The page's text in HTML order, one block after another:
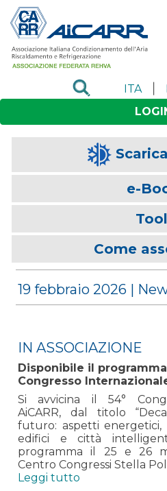
ITA
e-
Come
19 febbraio 2026 |
IN ASSOCIAZIONE
Disponibile il
Congresso
Si avvicina il 54°
AiCARR, dal titolo
futuro: aspetti energetici,
edifici e città
programma il 25 e 26
Centro Congressi Stella
Leggi tutto